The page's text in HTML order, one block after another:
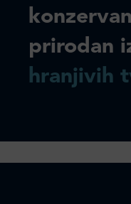
prirodan
hranjivih